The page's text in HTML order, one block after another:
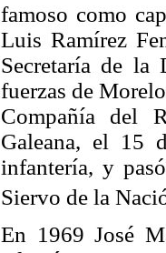
famoso como
Luis Ramírez
Secretaría de la
fuerzas de
Compañía del
Galeana, el 15
infantería, y
Siervo de la
En 1969 José